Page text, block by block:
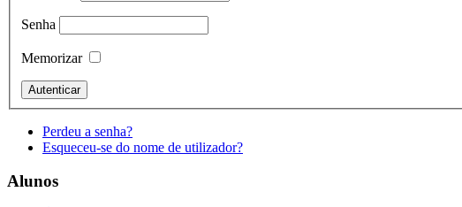
Senha
Memorizar
Perdeu a senha?
Esqueceu-se do nome de utilizador?
Alunos